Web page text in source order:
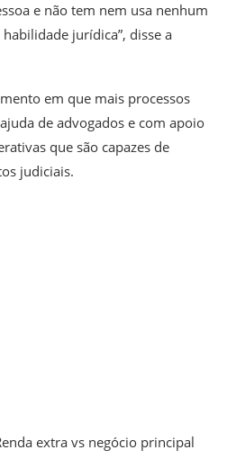
e não tem nem usa nenhum
jurídica”, disse a
em que mais processos
de advogados e com apoio
que são capazes de
judiciais.
extra vs negócio principal